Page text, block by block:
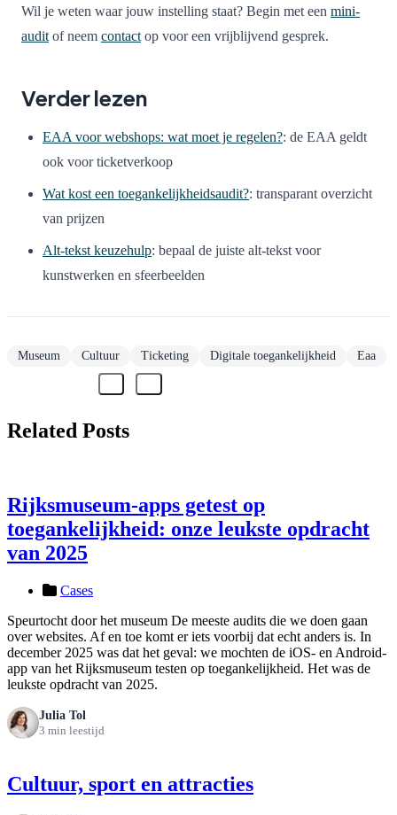
Wil je weten waar jouw instelling staat? Begin met een mini-
audit of neem contact op voor een vrijblijvend gesprek.
Verder lezen
EAA voor webshops: wat moet je regelen?: de EAA geldt
ook voor ticketverkoop
Wat kost een toegankelijkheidsaudit?: transparant overzicht
van prijzen
Alt-tekst keuzehulp: bepaal de juiste alt-tekst voor
kunstwerken en sfeerbeelden
Museum Cultuur Ticketing Digitale toegankelijkheid Eaa
Related Posts
Rijksmuseum-apps getest op
toegankelijkheid: onze leukste opdracht
van 2025
Cases
Speurtocht door het museum De meeste audits die we doen gaan
over websites. Af en toe komt er iets voorbij dat echt anders is. In
december 2025 was dat het geval: we mochten de iOS- en Android-
app van het Rijksmuseum testen op toegankelijkheid. Het was de
leukste opdracht van 2025.
Julia Tol
3 min leestijd
Cultuur, sport en attracties